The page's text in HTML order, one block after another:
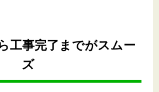
工事完了までがスムー
ズ